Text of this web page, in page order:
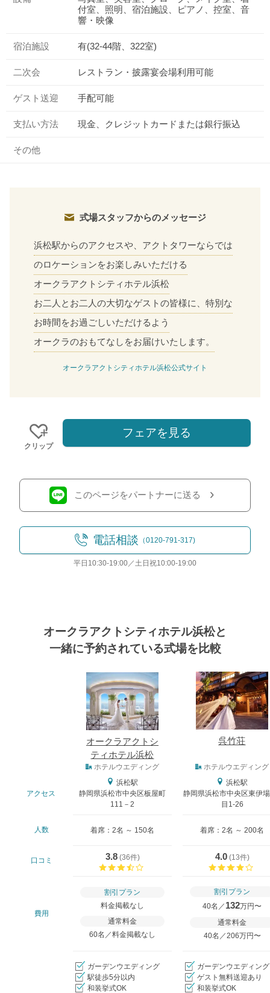
付室、照明、宿泊施設、ピアノ、控室、音
響・映像
宿泊施設 有(32-44階、322室)
二次会 レストラン・披露宴会場利用可能
ゲスト送迎 手配可能
支払い方法 現金、クレジットカードまたは銀行振込
その他
式場スタッフからのメッセージ
浜松駅からのアクセスや、アクトタワーならでは
のロケーションをお楽しみいただける
オークラアクトシティホテル浜松
お二人とお二人の大切なゲストの皆様に、特別な
お時間をお過ごしいただけるよう
オークラのおもてなしをお届けいたします。
オークラアクトシティホテル浜松公式サイト
クリップ
フェアを見る
このページをパートナーに送る
電話相談 （0120-791-317)
平日10:30-19:00／土日祝10:00-19:00
オークラアクトシティホテル浜松と
一緒に予約されている式場を比較
オークラアクトシ
ティホテル浜松
呉竹荘
ホテルウエディング ホテルウエディング
アクセス
浜松駅
静岡県浜松市中央区板屋町
111－2
浜松駅
静岡県浜松市中央区東伊
目1-26
人数 着席：2名 ～ 150名 着席：2名 ～ 200名
口コミ 3.8(36件)
4.0(13件)
費用
割引プラン
料金掲載なし
通常料金
60名／料金掲載なし
割引プラン
40名／ 132万円〜
通常料金
40名／206万円〜
ガーデンウエディング
駅徒歩5分以内
和装挙式OK
ガーデンウエディング
ゲスト無料送迎あり
和装挙式OK